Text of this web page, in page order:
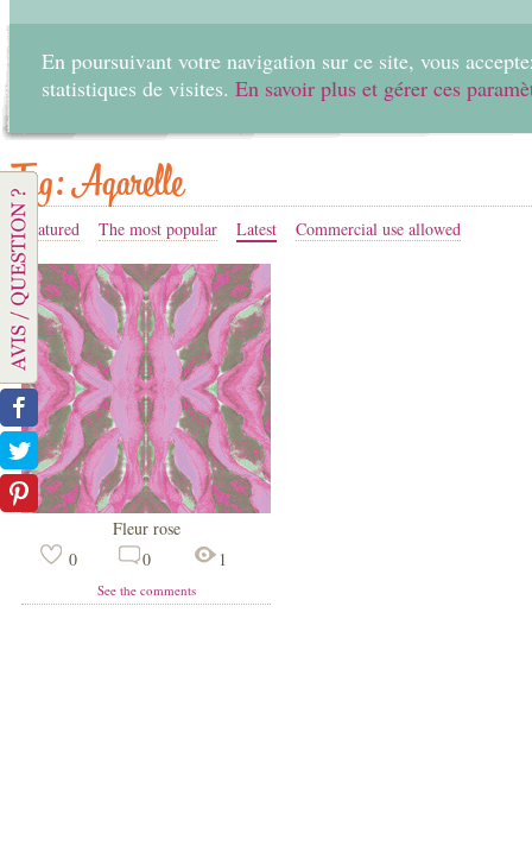
En poursuivant votre navigation sur ce site, vous
statistiques de visites. En savoir plus et gérer ces
Tag: Aqarelle
Featured The most popular Latest Commercial use allowed
Fleur rose
0
0 1
See the comments